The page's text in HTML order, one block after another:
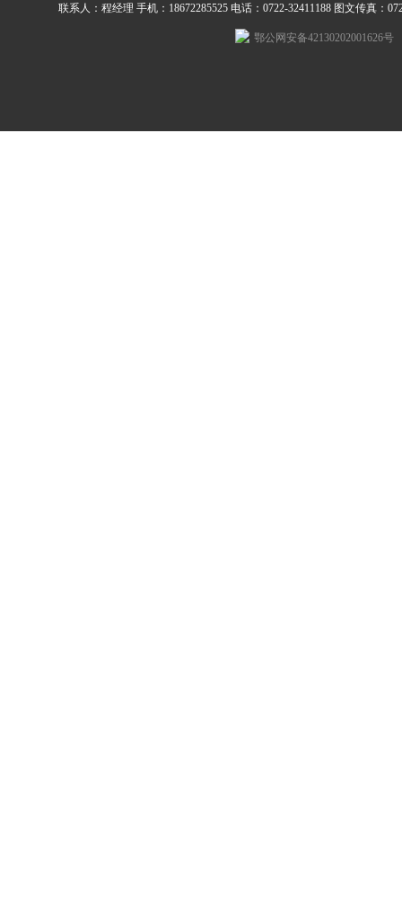
联系人：程经理 手机：18672285525 电话：0722-32411188 图文传真：
鄂公网安备42130202001626号